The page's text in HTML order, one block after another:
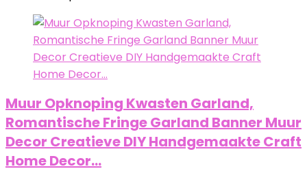
Muur Opknoping Kwasten Garland,
Romantische Fringe Garland Banner Muur
Decor Creatieve DIY Handgemaakte Craft
Home Decor…